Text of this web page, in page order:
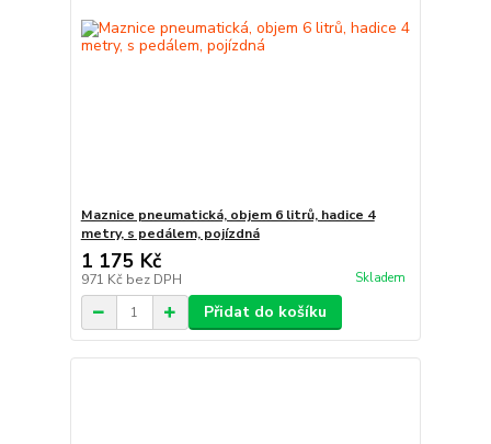
Maznice pneumatická, objem 6 litrů, hadice 4
metry, s pedálem, pojízdná
1 175 Kč
971 Kč bez DPH Skladem
Přidat do košíku